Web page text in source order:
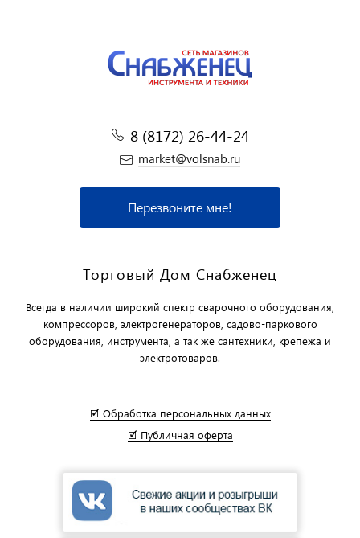
8 (8172) 26-44-24
market@volsnab.ru
Перезвоните мне!
Торговый Дом Снабженец
Всегда в наличии широкий спектр сварочного оборудования,
компрессоров, электрогенераторов, садово-паркового
оборудования, инструмента, а так же сантехники, крепежа и
электротоваров.
🗹 Обработка персональных данных
🗹 Публичная оферта